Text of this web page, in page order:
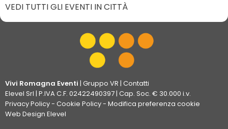
VEDI TUTTI GLI EVENTI IN CITTÀ
Vivi Romagna Eventi | Gruppo VR | Contatti
Elevel Srl | P.IVA C.F. 02422490397 | Cap. Soc. € 30.000 i.v.
Privacy Policy- Cookie Policy- Modifica preferenza cookie
Web Design Elevel